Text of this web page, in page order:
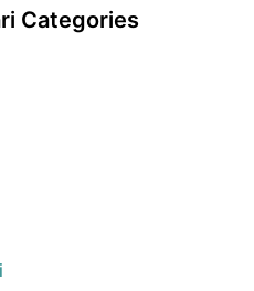
Categories